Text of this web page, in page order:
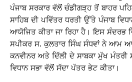
p
p
o
o
k
n
k
ਪੰਜਾਬ ਸਰਕਾਰ ਵੱਲੋਂ ਚੰਡੀਗੜ੍ਹ ਤੋਂ ਬਾਹਰ
ਸਾਹਿਬ ਦੀ ਪਵਿੱਤਰ ਧਰਤੀ ਉੱਤੇ ਪੰਜਾਬ
ਆਯੋਜਿਤ ਕੀਤਾ ਜਾ ਰਿਹਾ ਹੈ। ਇਸ ਸੰਦਰਭ
ਸਪੀਕਰ ਸ. ਕੁਲਤਾਰ ਸਿੰਘ ਸੰਧਵਾਂ ਨੇ ਆਮ
ਕਨਵੀਨਰ ਅਤੇ ਦਿੱਲੀ ਦੇ ਸਾਬਕਾ ਮੁੱਖ ਮੰਤਰੀ
ਵਿਧਾਨ ਸਭਾ ਵੱਲੋਂ ਸੱਦਾ ਪੱਤਰ ਭੇਟ ਕੀਤਾ।